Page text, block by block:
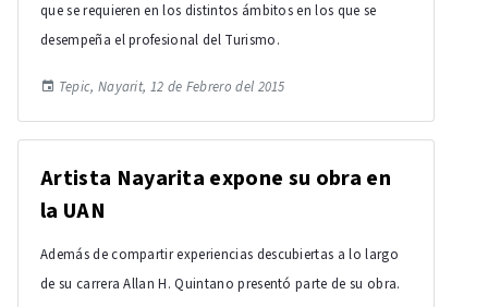
que se requieren en los distintos ámbitos en los que se
desempeña el profesional del Turismo.
Tepic, Nayarit, 12 de Febrero del 2015
Artista Nayarita expone su obra en
la UAN
Además de compartir experiencias descubiertas a lo largo
de su carrera Allan H. Quintano presentó parte de su obra.